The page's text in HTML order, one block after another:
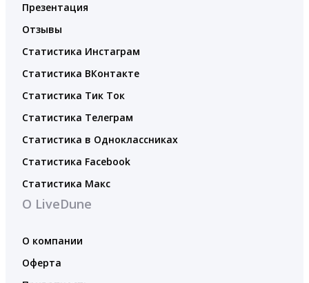
Презентация
Отзывы
Статистика Инстаграм
Статистика ВКонтакте
Статистика Тик Ток
Статистика Телеграм
Статистика в Одноклассниках
Статистика Facebook
Статистика Макс
О LiveDune
О компании
Оферта